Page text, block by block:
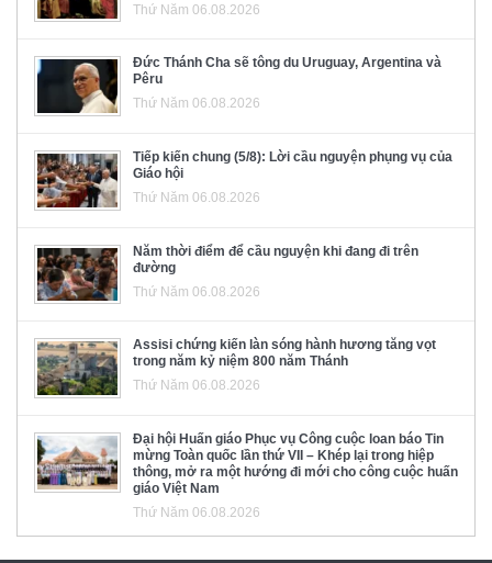
Thứ Năm 06.08.2026
Đức Thánh Cha sẽ tông du Uruguay, Argentina và
Pêru
Thứ Năm 06.08.2026
Tiếp kiến chung (5/8): Lời cầu nguyện phụng vụ của
Giáo hội
Thứ Năm 06.08.2026
Năm thời điểm để cầu nguyện khi đang đi trên
đường
Thứ Năm 06.08.2026
Assisi chứng kiến làn sóng hành hương tăng vọt
trong năm kỷ niệm 800 năm Thánh
Thứ Năm 06.08.2026
Đại hội Huấn giáo Phục vụ Công cuộc loan báo Tin
mừng Toàn quốc lần thứ VII – Khép lại trong hiệp
thông, mở ra một hướng đi mới cho công cuộc huấn
giáo Việt Nam
Thứ Năm 06.08.2026